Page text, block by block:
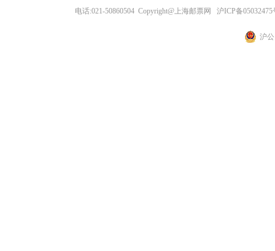
电话:021-50860504 Copyright@上海邮票网 沪ICP备05032475
沪公